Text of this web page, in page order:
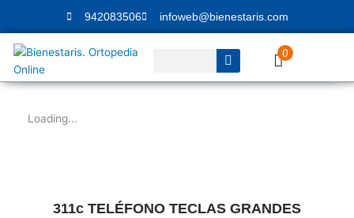
contenido
942083506 infoweb@bienestaris.com
0
Loading...
311c TELÉFONO TECLAS GRANDES